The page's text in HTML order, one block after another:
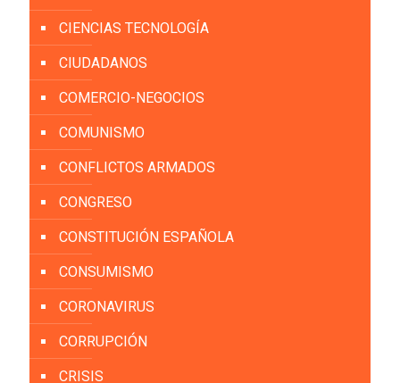
CIENCIAS TECNOLOGÍA
CIUDADANOS
COMERCIO-NEGOCIOS
COMUNISMO
CONFLICTOS ARMADOS
CONGRESO
CONSTITUCIÓN ESPAÑOLA
CONSUMISMO
CORONAVIRUS
CORRUPCIÓN
CRISIS